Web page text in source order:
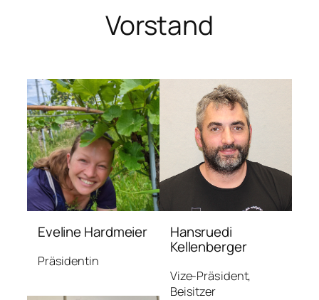
Vorstand
Eveline Hardmeier
Präsidentin
Hansruedi
Kellenberger
Vize-Präsident,
Beisitzer